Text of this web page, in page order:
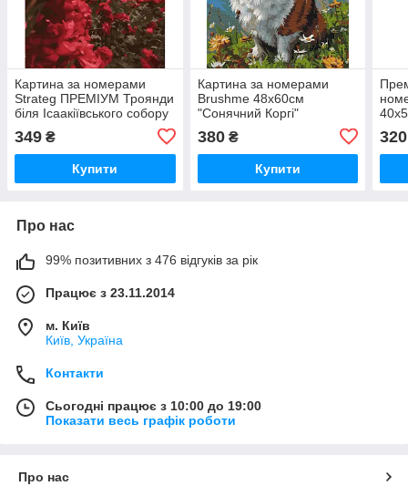
Картина за номерами
Strateg ПРЕМІУМ Троянди
біля Ісаакіївського собору
з лаком розміром 40х50
см (GS1241)
349 ₴
Купити
Картина за номерами
Brushme 48x60см
"Сонячний Коргі"
380₴
Купити
320
Про нас
99% позитивних з 476 відгуків за рік
Працює з 23.11.2014
м. Київ
Київ, Україна
Контакти
Сьогодні працює з 10:00 до 19:00
Показати весь графік роботи
Про нас